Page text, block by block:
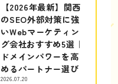
【2026年最新】関西
のSEO外部対策に強
いWebマーケティン
グ会社おすすめ5選｜
ドメインパワーを高
めるパートナー選び
2026.07.20